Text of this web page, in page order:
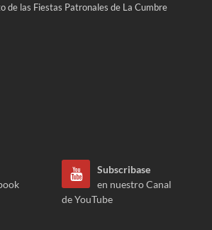
de las Fiestas Patronales de La Cumbre
Subscribase
en nuestro Canal
de YouTube